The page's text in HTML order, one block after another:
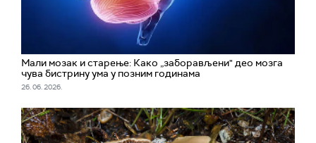
Мали мозак и старење: Како „заборављени" део мозга
чува бистрину ума у позним годинама
26. 06. 2026.